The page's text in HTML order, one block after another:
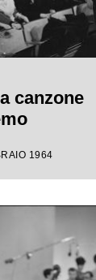
canzone
1964